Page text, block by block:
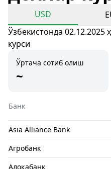
USD
Ўзбекистонда 02.12.2025
курси
Ўртача сотиб олиш
~
Банк
Asia Alliance Bank
Агробанк
Алоқабанк